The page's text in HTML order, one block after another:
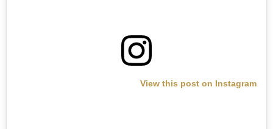
View this post on Instagram